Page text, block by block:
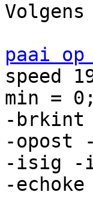
paai op
speed
min =
-brkint
-opost
-isig -
-echoke